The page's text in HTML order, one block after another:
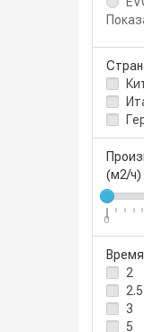
(м2/ч)
0
2
2.5
3
5